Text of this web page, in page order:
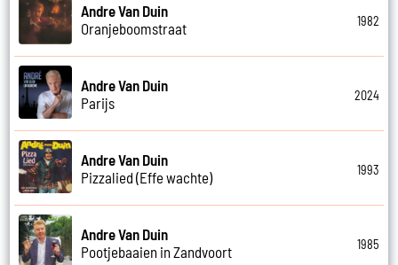
Andre Van Duin
Oranjeboomstraat
1982
Andre Van Duin
Parijs
2024
Andre Van Duin
Pizzalied (Effe wachte)
1993
Andre Van Duin
Pootjebaaien in Zandvoort
1985